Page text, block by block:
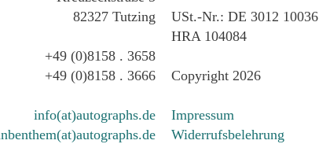
82327 Tutzing
+49 (0)8158 . 3658
+49 (0)8158 . 3666
info(at)autographs.de
USt.-Nr.: DE 3012 10036
HRA 104084
Copyright 2026
Impressum
Widerrufsbelehrung